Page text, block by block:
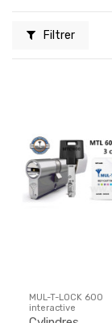
Filtrer
MUL-T-LOCK 600
interactive